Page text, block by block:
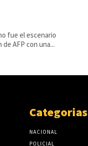
fue el escenario
AFP con una...
Categorias
NACIONAL
POLICIAL